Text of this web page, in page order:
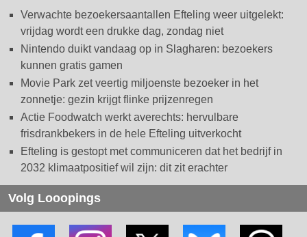
Verwachte bezoekersaantallen Efteling weer uitgelekt:
vrijdag wordt een drukke dag, zondag niet
Nintendo duikt vandaag op in Slagharen: bezoekers
kunnen gratis gamen
Movie Park zet veertig miljoenste bezoeker in het
zonnetje: gezin krijgt flinke prijzenregen
Actie Foodwatch werkt averechts: hervulbare
frisdrankbekers in de hele Efteling uitverkocht
Efteling is gestopt met communiceren dat het bedrijf in
2032 klimaatpositief wil zijn: dit zit erachter
Volg Looopings